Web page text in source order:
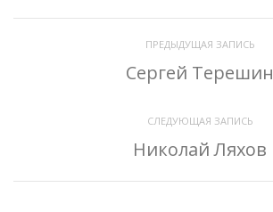
ПРЕДЫДУЩАЯ ЗАПИСЬ
Сергей Терешин
СЛЕДУЮЩАЯ ЗАПИСЬ
Николай Ляхов